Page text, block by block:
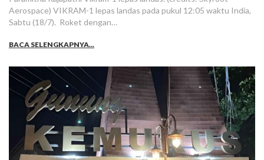
Aerospace) VIKRAM-1 lepas landas pada pukul 12:05 waktu India,
Sabtu (18/7). Roket dengan…
BACA SELENGKAPNYA...